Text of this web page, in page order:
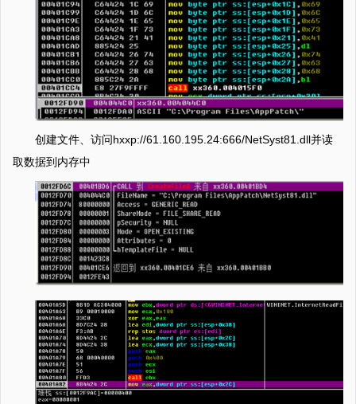
创建文件、访问hxxp://61.160.195.24:666/NetSyst81.dll并读
取数据到内存中